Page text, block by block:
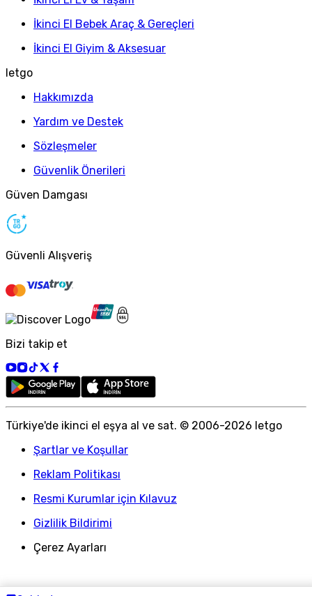
İkinci El Bebek Araç & Gereçleri
İkinci El Giyim & Aksesuar
letgo
Hakkımızda
Yardım ve Destek
Sözleşmeler
Güvenlik Önerileri
Güven Damgası
Güvenli Alışveriş
Bizi takip et
Türkiye'de ikinci el eşya al ve sat. © 2006-2026 letgo
Şartlar ve Koşullar
Reklam Politikası
Resmi Kurumlar için Kılavuz
Gizlilik Bildirimi
Çerez Ayarları